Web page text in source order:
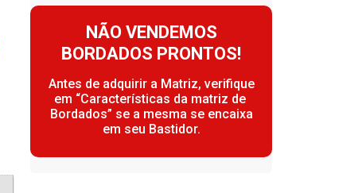
NÃO VENDEMOS
BORDADOS PRONTOS!
Antes de adquirir a Matriz, verifique
em “Características da matriz de
Bordados” se a mesma se encaixa
em seu Bastidor.